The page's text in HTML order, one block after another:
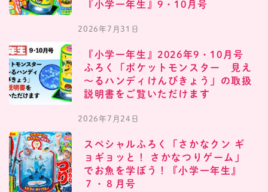
『小学一年生』9・10月号
2026年7月31日
『小学一年生』2026年9・10月号
ふろく「ポケットモンスター 見え
～るハンディけんびきょう」の取扱
説明書をご覧いただけます
2026年7月24日
スペシャルふろく「さかなクン ギ
ョギョッと！ さかなつりゲーム」
でお魚を学ぼう！『小学一年生』
７・８月号